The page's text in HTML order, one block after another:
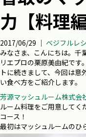
力【料理編
2017/06/29 ｜ ベジフルレ
みなさま、こんにちは。千
リエプロの栗原美由紀で
トに続きまして、今回は
い食べ方をご紹介します。
芳源マッシュルーム株式会
ルーム料理をご用意してく
コース！
最初はマッシュルームのひ